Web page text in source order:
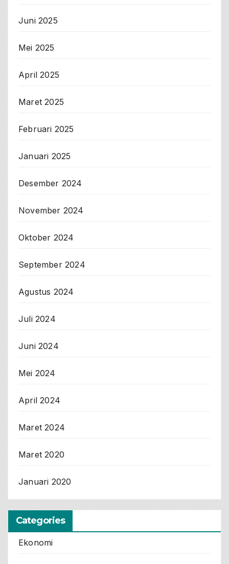
Juni 2025
Mei 2025
April 2025
Maret 2025
Februari 2025
Januari 2025
Desember 2024
November 2024
Oktober 2024
September 2024
Agustus 2024
Juli 2024
Juni 2024
Mei 2024
April 2024
Maret 2024
Maret 2020
Januari 2020
Categories
Ekonomi